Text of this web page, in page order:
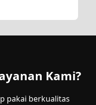
Kami?
pakai berkualitas